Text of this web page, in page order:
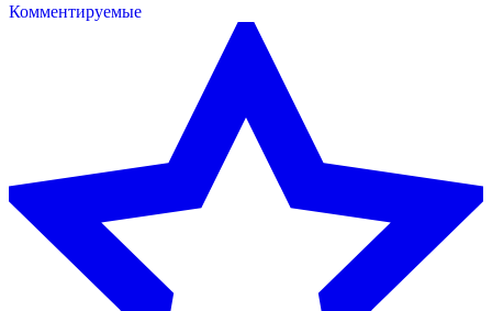
Комментируемые